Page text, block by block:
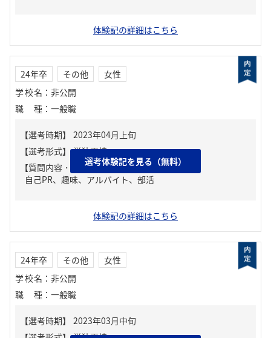
体験記の詳細はこちら
24年卒 その他
女性
学校名 ： 非公開
職種 ： 一般職
【質問内容・課題】
自己PR、趣味、アルバイト、部活
選考体験記を見る（無料）
体験記の詳細はこちら
24年卒 その他
女性
学校名 ： 非公開
職種 ： 一般職